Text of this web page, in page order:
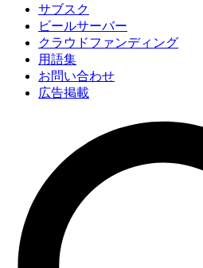
サブスク
ビールサーバー
クラウドファンディング
用語集
お問い合わせ
広告掲載